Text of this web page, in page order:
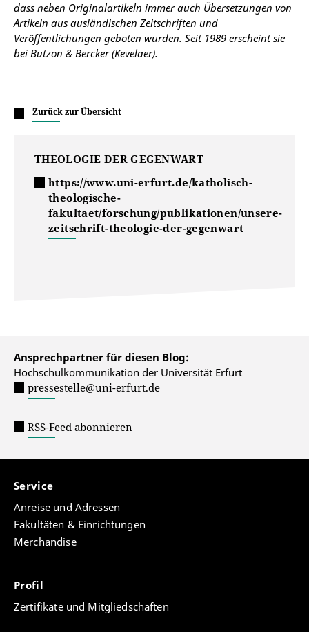
dass neben Originalartikeln immer auch Übersetzungen von
Artikeln aus ausländischen Zeitschriften und
Veröffentlichungen geboten wurden. Seit 1989 erscheint sie
bei Butzon & Bercker (Kevelaer).
Zurück zur Übersicht
THEOLOGIE DER GEGENWART
https://www.uni-erfurt.de/katholisch-
theologische-
fakultaet/forschung/publikationen/unsere-
zeitschrift-theologie-der-gegenwart
Ansprechpartner für diesen Blog:
Hochschulkommunikation der Universität Erfurt
pressestelle@uni-erfurt.de
RSS-Feed abonnieren
Service
Anreise und Adressen
Fakultäten & Einrichtungen
Merchandise
Profil
Zertifikate und Mitgliedschaften